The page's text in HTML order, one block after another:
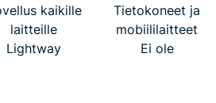
kaikille
laitteille
Tietokoneet ja
mobiililaitteet
Lightway Ei ole